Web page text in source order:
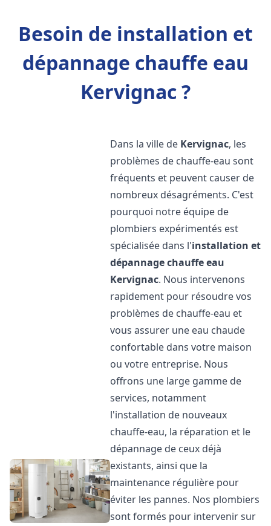
Besoin de installation et
dépannage chauffe eau
Kervignac ?
Dans la ville de Kervignac, les
problèmes de chauffe-eau sont
fréquents et peuvent causer de
nombreux désagréments. C'est
pourquoi notre équipe de
plombiers expérimentés est
spécialisée dans l'installation et
dépannage chauffe eau
Kervignac. Nous intervenons
rapidement pour résoudre vos
problèmes de chauffe-eau et
vous assurer une eau chaude
confortable dans votre maison
ou votre entreprise. Nous
offrons une large gamme de
services, notamment
l'installation de nouveaux
chauffe-eau, la réparation et le
dépannage de ceux déjà
existants, ainsi que la
maintenance régulière pour
éviter les pannes. Nos plombiers
sont formés pour intervenir sur